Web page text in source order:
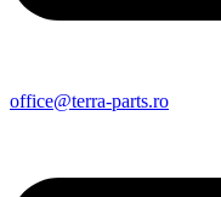
office@terra-parts.ro